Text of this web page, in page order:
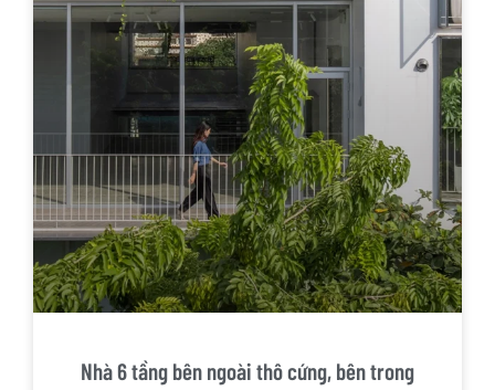
Nhà 6 tầng bên ngoài thô cứng, bên trong